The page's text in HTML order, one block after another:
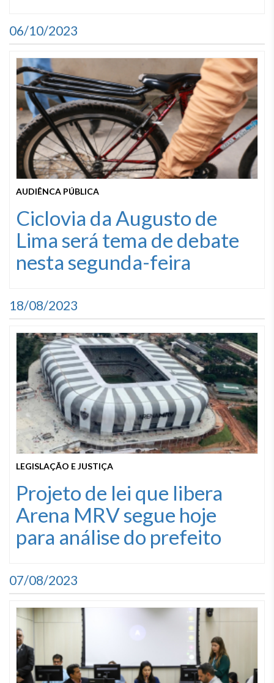
06/10/2023
AUDIÊNCA PÚBLICA
Ciclovia da Augusto de
Lima será tema de debate
nesta segunda-feira
18/08/2023
LEGISLAÇÃO E JUSTIÇA
Projeto de lei que libera
Arena MRV segue hoje
para análise do prefeito
07/08/2023